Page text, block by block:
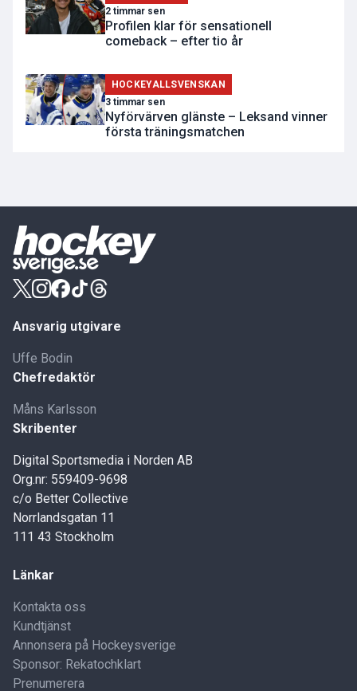
2 timmar sen
Profilen klar för sensationell
comeback – efter tio år
HOCKEYALLSVENSKAN
3 timmar sen
Nyförvärven glänste – Leksand vinner
första träningsmatchen
Ansvarig utgivare
Uffe Bodin
Chefredaktör
Måns Karlsson
Skribenter
Digital Sportsmedia i Norden AB
Org.nr: 559409-9698
c/o Better Collective
Norrlandsgatan 11
111 43 Stockholm
Länkar
Kontakta oss
Kundtjänst
Annonsera på Hockeysverige
Sponsor: Rekatochklart
Prenumerera